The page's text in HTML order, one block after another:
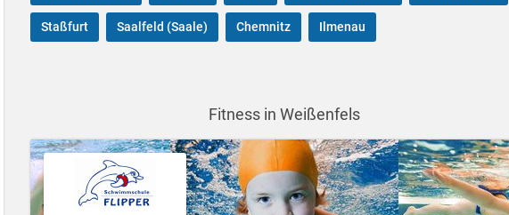
Staßfurt Saalfeld (Saale) Chemnitz Ilmenau
Fitness in Weißenfels